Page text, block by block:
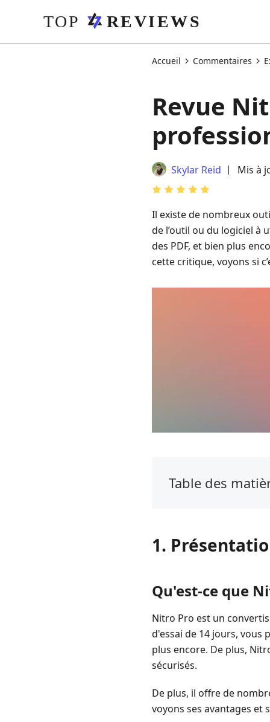
Accueil Commentaires
Revue
Skylar Reid Mis à
Il existe de nombreux
de l’outil ou du logiciel à
des PDF, et bien plus
cette critique, voyons si
Table des
Nitro
Examen
Pro
Alternatives
à
Nitro
Pro
1.
Qu'est-ce que
Nitro Pro est un
d'essai de 14 jours, vous
plus encore. De plus,
sécurisés.
De plus, il offre de
voyons ses avantages et